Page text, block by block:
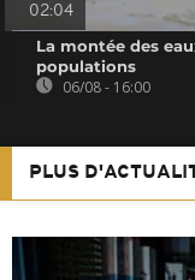
02:04
La montée des
populations
06/08 - 16:00
PLUS